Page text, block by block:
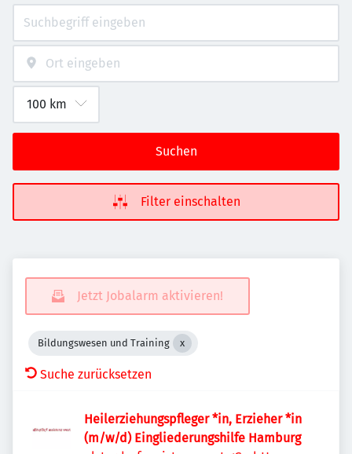
Suchen
Filter einschalten
Jetzt Jobalarm aktivieren!
Bildungswesen und Training
Suche zurücksetzen
Heilerziehungspfleger *in, Erzieher *in
(m/w/d) Eingliederungshilfe Hamburg